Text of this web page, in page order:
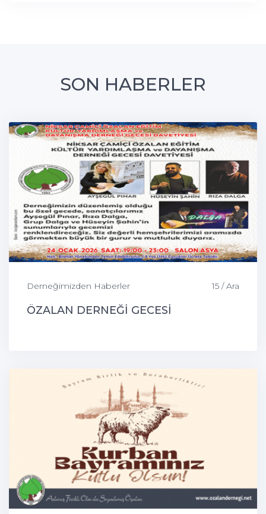
SON HABERLER
Derneğimizden Haberler 15 / Ara
ÖZALAN DERNEĞİ GECESİ